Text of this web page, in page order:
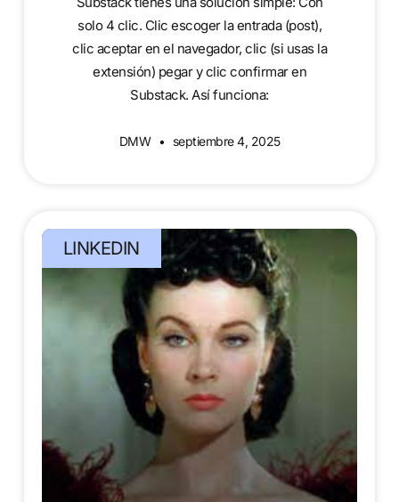
solo 4 clic. Clic escoger la entrada (post),
clic aceptar en el navegador, clic (si usas la
extensión) pegar y clic confirmar en
Substack. Así funciona:
DMW septiembre 4, 2025
LINKEDIN